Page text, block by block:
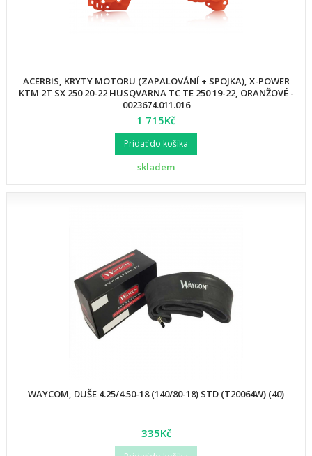
ACERBIS, KRYTY MOTORU (ZAPALOVÁNÍ + SPOJKA), X-POWER
KTM 2T SX 250 20-22 HUSQVARNA TC TE 250 19-22, ORANŽOVÉ -
0023674.011.016
1 715Kč
Pridať do košíka
skladem
WAYCOM, DUŠE 4.25/4.50-18 (140/80-18) STD (T20064W) (40)
335Kč